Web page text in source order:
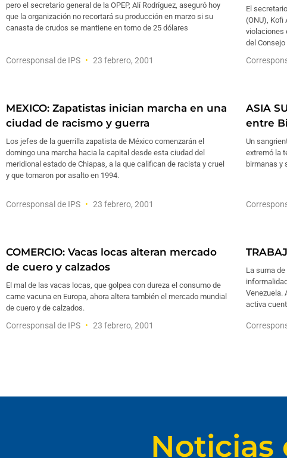
pero el secretario general de la OPEP, Alí Rodríguez, aseguró hoy
que la organización no recortará su producción en marzo si su
canasta de crudos se mantiene en torno de 25 dólares
Corresponsal de IPS 23 febrero, 2001
El
(ONU), Kofi
violaciones
del
MEXICO: Zapatistas inician marcha en una
ciudad de racismo y guerra
Los jefes de la guerrilla zapatista de México comenzarán el
domingo una marcha hacia la capital desde esta ciudad del
meridional estado de Chiapas, a la que califican de racista y cruel
y que tomaron por asalto en 1994.
Corresponsal de IPS 23 febrero, 2001
ASIA
entre
Un
extremó la
birmanas y
COMERCIO: Vacas locas alteran mercado
de cuero y calzados
El mal de las vacas locas, que golpea con dureza el consumo de
carne vacuna en Europa, ahora altera también el mercado mundial
de cuero y de calzados.
Corresponsal de IPS 23 febrero, 2001
La suma
Venezuela.
activa
Noticias